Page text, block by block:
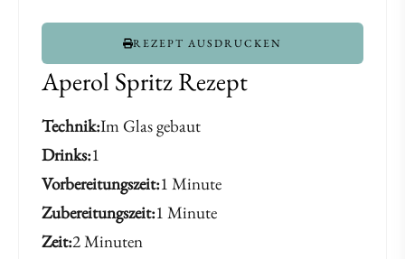
Aperol Spritz Rezept
Technik Im Glas gebaut
Drinks 1
Vorbereitungszeit 1 Minute
Zubereitungszeit 1 Minute
Zeit 2 Minuten
REZEPT AUSDRUCKEN